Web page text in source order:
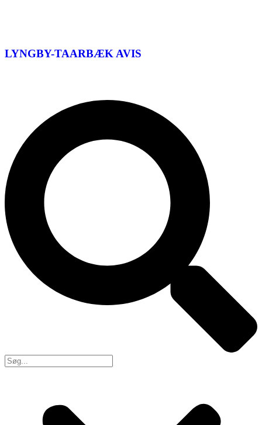
LYNGBY-TAARBÆK AVIS